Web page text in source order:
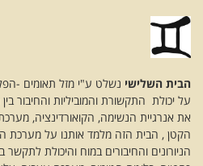
הבית השלישי נשלט ע"י מזל תאומים -
על יכולת התקשורת והמוביליות והחיבור
את אנרגיית הנשימה, הקואורדינציה,
הקטן , הבית הזה מלמד אותנו על מערכת
הניורונים והחיבורים במוח והיכולת